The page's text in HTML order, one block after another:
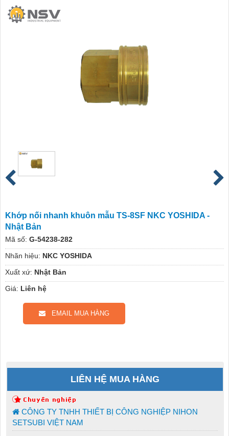
Khớp nối nhanh khuôn mẫu TS-8SF NKC YOSHIDA -
Nhật Bản
Mã số: G-54238-282
Nhãn hiệu: NKC YOSHIDA
Xuất xứ: Nhật Bản
Giá: Liên hệ
EMAIL MUA HÀNG
LIÊN HỆ MUA HÀNG
CÔNG TY TNHH THIẾT BỊ CÔNG NGHIỆP NIHON
SETSUBI VIỆT NAM